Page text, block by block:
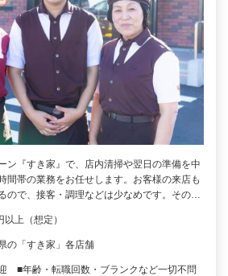
ン『すき家』で、店内清掃や翌日の準備を中
間帯の業務をお任せします。お客様の来店も
ので、接客・調理などは少なめです。その…
上（想定）
の「すき家」各店舗
■年齢・転職回数・ブランクなど一切不問